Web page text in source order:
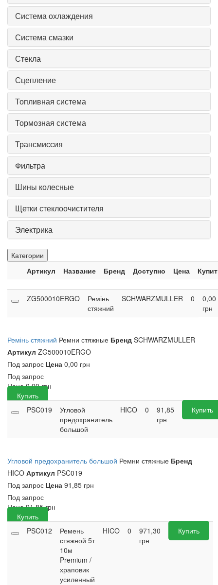
Система охлаждения
Система смазки
Стекла
Сцепление
Топливная система
Тормозная система
Трансмиссия
Фильтра
Шины колесные
Щетки стеклоочистителя
Электрика
Категории
Артикул
Название Бренд Доступно Цена
ZG500010ERGO
Ремінь
стяжний
SCHWARZMULLER 0
0,00
грн
Ремінь стяжний Ремни стяжные Бренд SCHWARZMULLER
Артикул ZG500010ERGO
Под запрос Цена 0,00 грн
Под запрос
Цена 0,00грн
Купить
PSC019
Угловой
предохранитель
большой
HICO 0
91,85
грн
Купить
Угловой предохранитель большой Ремни стяжные Бренд
HICO Артикул PSC019
Под запрос Цена 91,85 грн
Под запрос
Цена 91,85грн
Купить
PSC012
Ремень
стяжной 5т
10м
Premium /
храповик
усиленный
HICO 0
971,30
грн
Купить